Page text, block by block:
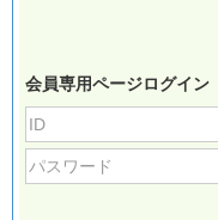
会員専用ページログイン